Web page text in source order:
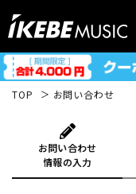
TOP お問い合わせ
お問い合わせ
情報の入力